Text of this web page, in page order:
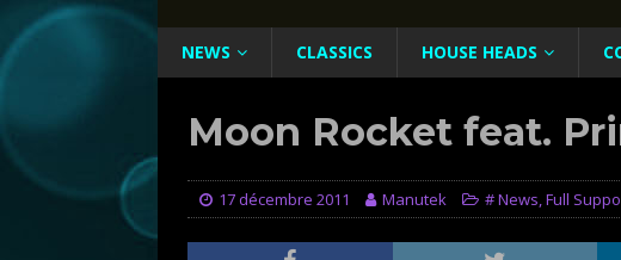
NEWS CLASSICS HOUSE HEADS
Moon Rocket feat.
17 décembre 2011 Manutek # News,Full